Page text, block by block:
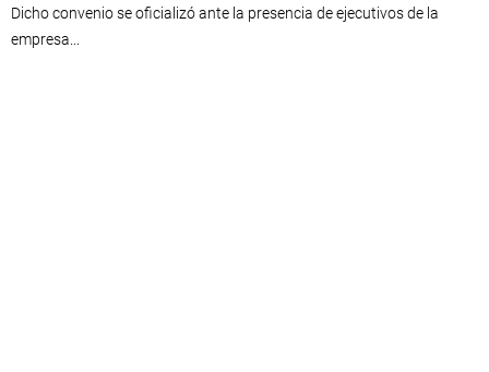
Dicho convenio se oficializó ante la presencia de ejecutivos de la
empresa...